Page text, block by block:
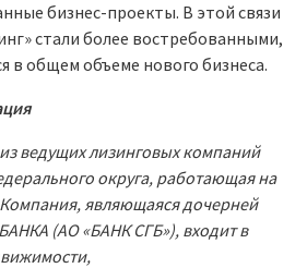
бизнес-проекты. В этой связи
стали более востребованными,
в общем объеме нового бизнеса.
ведущих лизинговых компаний
округа, работающая на
являющаяся дочерней
(АО «БАНК СГБ»), входит в